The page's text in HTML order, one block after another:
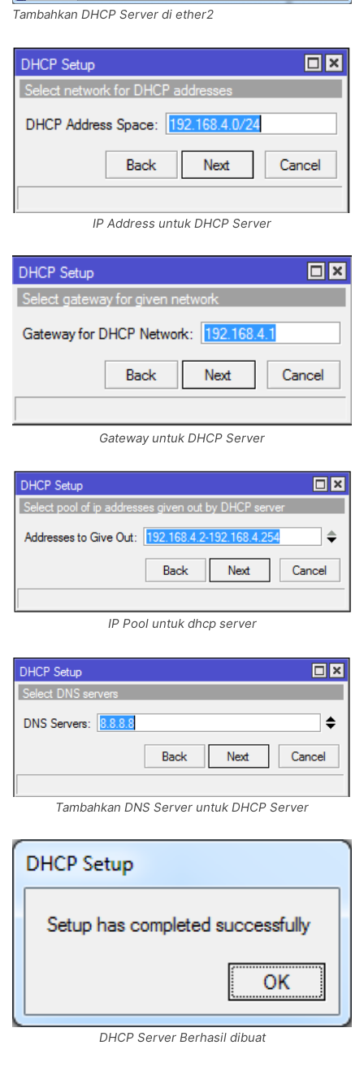
Tambahkan DHCP Server di ether2
IP Address untuk DHCP Server
Gateway untuk DHCP Server
IP Pool untuk dhcp server
Tambahkan DNS Server untuk DHCP Server
DHCP Server Berhasil dibuat